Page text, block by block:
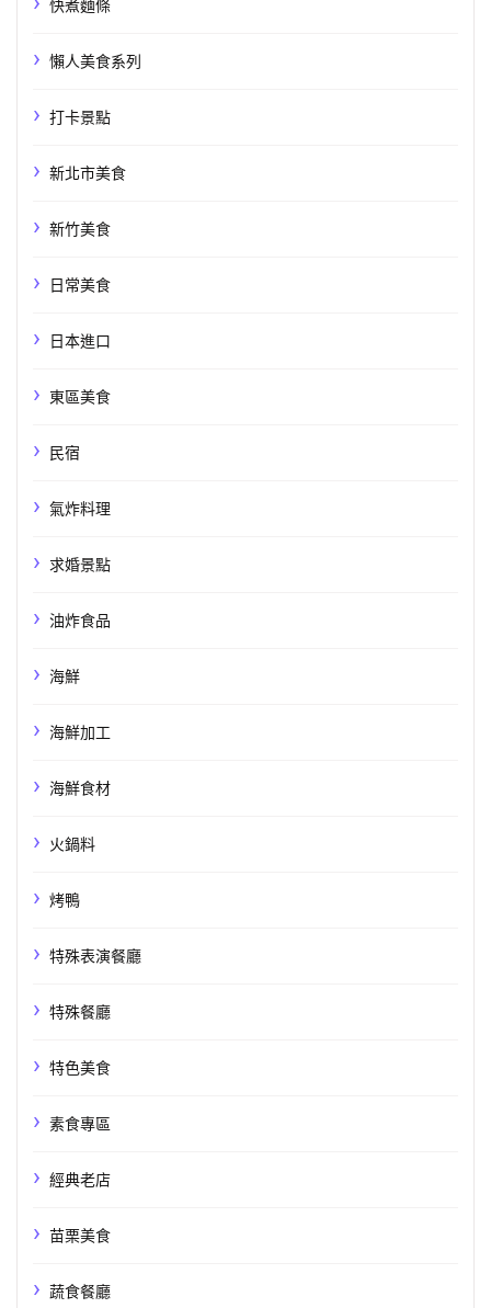
快煮麵條
懶人美食系列
打卡景點
新北市美食
新竹美食
日常美食
日本進口
東區美食
民宿
氣炸料理
求婚景點
油炸食品
海鮮
海鮮加工
海鮮食材
火鍋料
烤鴨
特殊表演餐廳
特殊餐廳
特色美食
素食專區
經典老店
苗栗美食
蔬食餐廳